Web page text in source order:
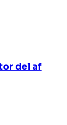
del af